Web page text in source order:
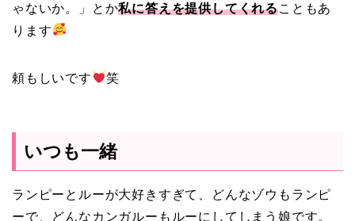
ゃないか。」とか私に答えを提供してくれることもあ
ります
頼もしいです 笑
いつも一緒
ランピーとルーが大好きすぎて、どんなゾウもランピ
ーで、どんなカンガルーもルーにしてしまう娘です。